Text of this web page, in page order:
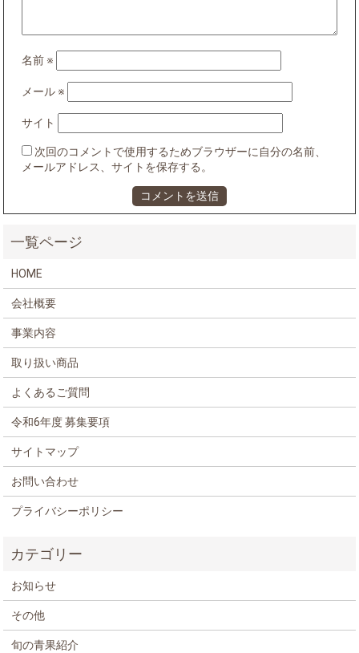
名前 ※
メール ※
サイト
次回のコメントで使用するためブラウザーに自分の名前、
メールアドレス、サイトを保存する。
HOME
会社概要
事業内容
取り扱い商品
よくあるご質問
令和6年度 募集要項
サイトマップ
お問い合わせ
プライバシーポリシー
お知らせ
その他
旬の青果紹介